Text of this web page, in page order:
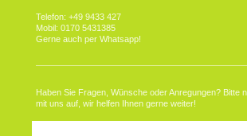
Telefon: +49 9433 427
Mobil: 0170 5431385
Gerne auch per Whatsapp!
Haben Sie Fragen, Wünsche oder Anregungen? Bitte
mit uns auf, wir helfen Ihnen gerne weiter!